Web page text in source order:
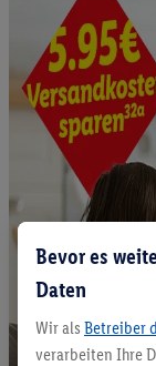
Bevor es
Daten
Wir als Betreiber
verarbeiten Ihre